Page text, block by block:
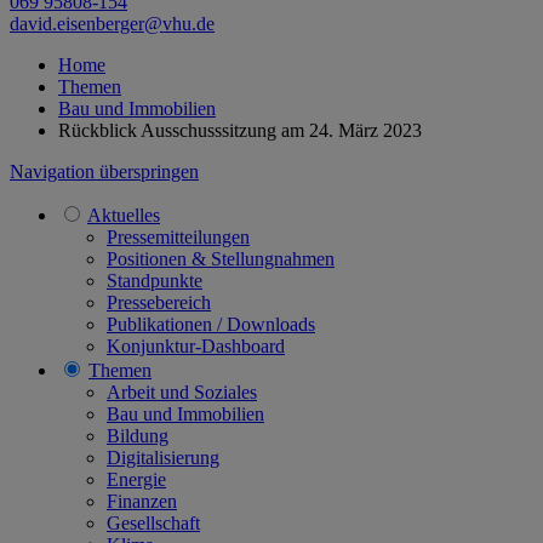
david.eisenberger@vhu.de
Home
Themen
Bau und Immobilien
Rückblick Ausschusssitzung am 24. März 2023
Navigation überspringen
Aktuelles
Pressemitteilungen
Positionen & Stellungnahmen
Standpunkte
Pressebereich
Publikationen / Downloads
Konjunktur-Dashboard
Themen
Arbeit und Soziales
Bau und Immobilien
Bildung
Digitalisierung
Energie
Finanzen
Gesellschaft